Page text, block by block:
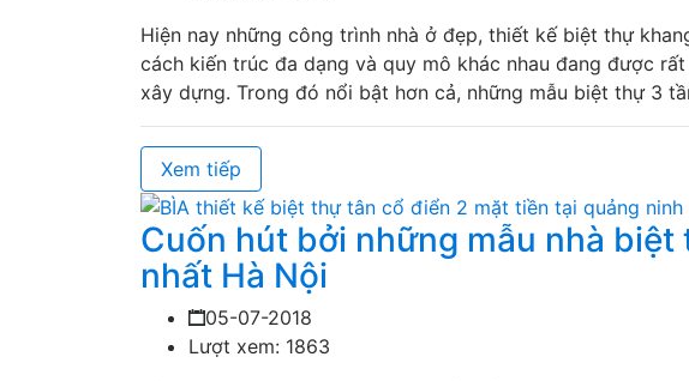
Hiện nay những công trình nhà ở đẹp, thiết kế biệt thự
cách kiến trúc đa dạng và quy mô khác nhau đang được
xây dựng. Trong đó nổi bật hơn cả, những mẫu biệt thự 3
Xem tiếp
Cuốn hút bởi những mẫu nhà
nhất Hà Nội
05-07-2018
Lượt xem: 1863